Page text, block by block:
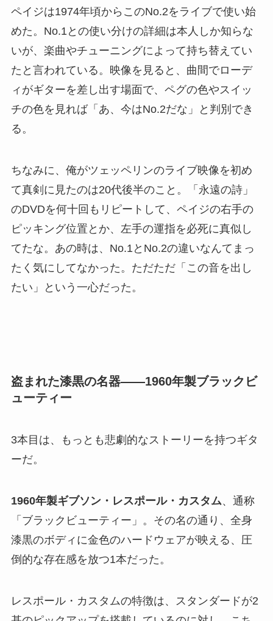
ペイジは1974年頃からこのNo.2をライブで使い始
めた。No.1との使い分けの詳細は本人しか知らな
いが、楽曲やチューニングによって持ち替えてい
たと言われている。映像を見ると、曲間でローデ
ィがギターを差し出す場面で、ペグの色やスイッ
チの色を見れば「あ、今はNo.2だな」と判別でき
る。
ちなみに、俺がツェッペリンのライブ映像を初め
て真剣に見たのは20代後半のこと。「永遠の詩」
のDVDを何十回もリピートして、ペイジの右手の
ピッキング位置とか、左手の運指を必死に真似し
てたな。あの時は、No.1とNo.2の違いなんてまっ
たく気にしてなかった。ただただ「この音を出し
たい」という一心だった。
盗まれた漆黒の名器――1960年製ブラックビ
ューティー
3本目は、もっとも悲劇的なストーリーを持つギタ
ーだ。
1960年製ギブソン・レスポール・カスタム、通称
「ブラックビューティー」。その名の通り、全身
漆黒のボディに金色のハードウェアが映える、圧
倒的な存在感を放つ1本だった。
レスポール・カスタムの特徴は、スタンダードが2